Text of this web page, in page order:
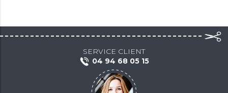
SERVICE CLIENT
04 94 68 05 15